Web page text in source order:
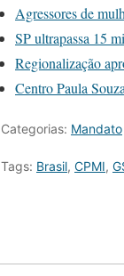
Agressores de
SP ultrapassa 15
Regionalização
Centro Paula
Categorias: Mandato
Tags: Brasil, CPMI,